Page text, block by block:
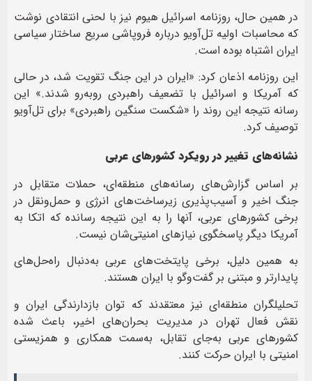
در همین حال، روزنامه اسرائیل هیوم نیز با لحنی انتقادی نوشت
که محاسبات اولیه تل‌آویو درباره فروپاشی سریع ساختار سیاسی
ایران اشتباه بوده است.
این روزنامه اذعان کرد: «ایران در این جنگ تقویت شد، در حالی
که آمریکا و اسرائیل با تضعیف راهبردی روبه‌رو شدند.» این
رسانه نتیجه این روند را «شکست سنگین راهبردی» برای تل‌آویو
توصیف کرد.
نشانه‌های تغییر در رویکرد کشورهای عربی
بر اساس گزارش‌های رسانه‌های منطقه‌ای، حملات متقابل در
جنگ اخیر و آسیب‌پذیری زیرساخت‌های انرژی و حمل‌ونقل در
برخی کشورهای عربی، آنها را به این نتیجه رسانده که اتکا به
آمریکا دیگر پاسخگوی نیازهای امنیتی‌شان نیست.
به همین دلیل، برخی پایتخت‌های عربی به‌دنبال راه‌حل‌های
پایدارتر و مبتنی بر گفت‌وگو با ایران هستند.
تحلیلگران منطقه‌ای نیز معتقدند که توان بازدارندگی ایران و
نقش فعال تهران در مدیریت بحران‌های اخیر، باعث شده
کشورهای عربی به‌جای تقابل، به‌سمت همکاری و همزیستی
امنیتی با ایران حرکت کنند.